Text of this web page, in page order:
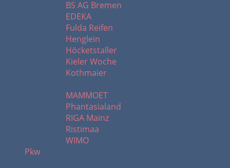
BS AG Bremen
EDEKA
Fulda Reifen
Henglein
Höcketstaller
Kieler Woche
Kothmaier
MAMMOET
Phantasialand
RIGA Mainz
Ristimaa
WIMO
Pkw